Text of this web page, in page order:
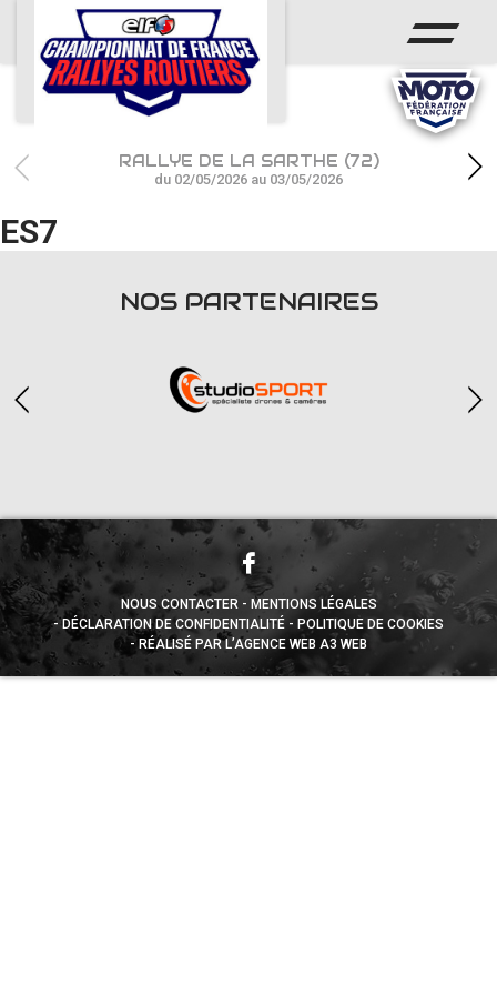
ACCUEIL
ACTUS
CALENDRIER
CHAMPIONNAT
RÉSULTATS
RALLYE DE LA SARTHE (72)
du 02/05/2026 au 03/05/2026
ES7
NOS PARTENAIRES
NOUS CONTACTER
MENTIONS LÉGALES
DÉCLARATION DE CONFIDENTIALITÉ
POLITIQUE DE COOKIES
RÉALISÉ PAR L’AGENCE WEB A3 WEB